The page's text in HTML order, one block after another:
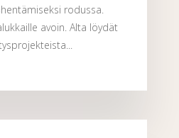
rodussa.
avoin. Alta löydät